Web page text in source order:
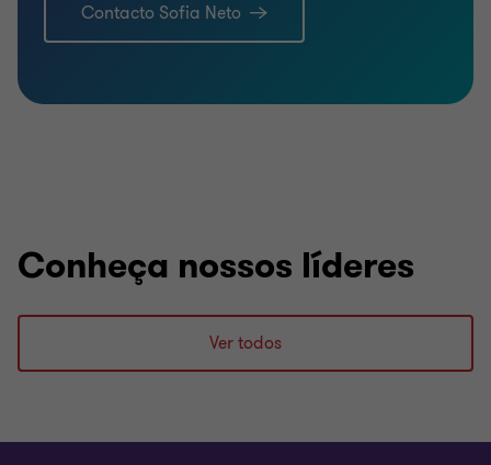
Contacto Sofia Neto
Conheça nossos líderes
Ver todos